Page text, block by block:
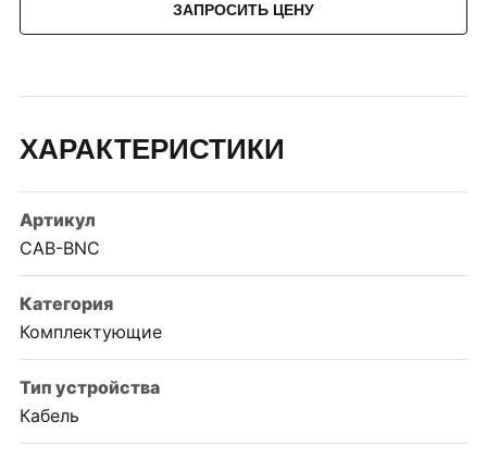
ЗАПРОСИТЬ ЦЕНУ
ХАРАКТЕРИСТИКИ
Артикул
CAB-BNC
Категория
Комплектующие
Тип устройства
Кабель